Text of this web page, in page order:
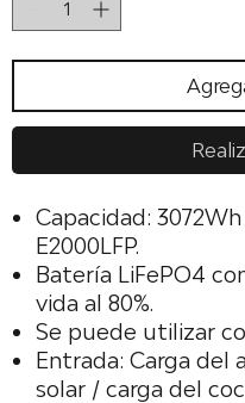
Capacidad:
E2000LFP.
Batería LiFePO4
vida al 80%.
Se puede utilizar
Entrada: Carga del
solar / carga del